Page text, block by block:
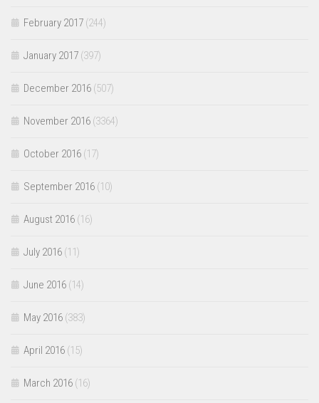
February 2017 (244)
January 2017 (397)
December 2016 (507)
November 2016 (3364)
October 2016 (17)
September 2016 (10)
August 2016 (16)
July 2016 (11)
June 2016 (14)
May 2016 (383)
April 2016 (15)
March 2016 (16)